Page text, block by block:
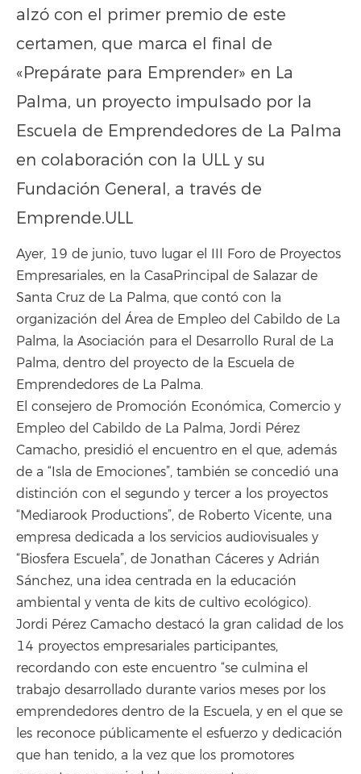
alzó con el primer premio de este
certamen, que marca el final de
«Prepárate para Emprender» en La
Palma, un proyecto impulsado por la
Escuela de Emprendedores de La Palma
en colaboración con la ULL y su
Fundación General, a través de
Emprende.ULL
Ayer, 19 de junio, tuvo lugar el III Foro de Proyectos
Empresariales, en la CasaPrincipal de Salazar de
Santa Cruz de La Palma, que contó con la
organización del Área de Empleo del Cabildo de La
Palma, la Asociación para el Desarrollo Rural de La
Palma, dentro del proyecto de la Escuela de
Emprendedores de La Palma.
El consejero de Promoción Económica, Comercio y
Empleo del Cabildo de La Palma, Jordi Pérez
Camacho, presidió el encuentro en el que, además
de a “Isla de Emociones”, también se concedió una
distinción con el segundo y tercer a los proyectos
“Mediarook Productions”, de Roberto Vicente, una
empresa dedicada a los servicios audiovisuales y
“Biosfera Escuela”, de Jonathan Cáceres y Adrián
Sánchez, una idea centrada en la educación
ambiental y venta de kits de cultivo ecológico).
Jordi Pérez Camacho destacó la gran calidad de los
14 proyectos empresariales participantes,
recordando con este encuentro “se culmina el
trabajo desarrollado durante varios meses por los
emprendedores dentro de la Escuela, y en el que se
les reconoce públicamente el esfuerzo y dedicación
que han tenido, a la vez que los promotores